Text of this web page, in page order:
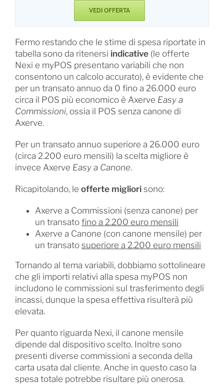
VEDI OFFERTA
Fermo restando che le stime di spesa riportate in
tabella sono da ritenersi indicative(le offerte
Nexi e myPOS presentano variabili che non
consentono un calcolo accurato), è evidente che
per un transato annuo da 0 fino a 26.000 euro
circa il POS più economico è Axerve Easy a
Commissioni, ossia il POS senza canone di
Axerve.
Per un transato annuo superiore a 26.000 euro
(circa 2.200 euro mensili) la scelta migliore è
invece Axerve Easy a Canone.
Ricapitolando, le offerte migliorisono:
Axerve a Commissioni (senza canone) per
un transato fino a 2.200 euro mensili
Axerve a Canone (con canone mensile) per
un transato superiore a 2.200 euro mensili
Tornando al tema variabili, dobbiamo sottolineare
che gli importi relativi alla spesa myPOS non
includono le commissioni sul trasferimento degli
incassi, dunque la spesa effettiva risulterà più
elevata.
Per quanto riguarda Nexi, il canone mensile
dipende dal dispositivo scelto. Inoltre sono
presenti diverse commissioni a seconda della
carta usata dal cliente. Anche in questo caso la
spesa totale potrebbe risultare più onerosa.